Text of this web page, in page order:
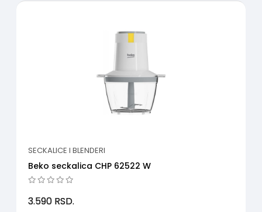
SECKALICE I BLENDERI
Beko seckalica CHP 62522 W
3.590 RSD.